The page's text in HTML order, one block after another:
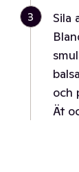
3
Sila
och
Ät